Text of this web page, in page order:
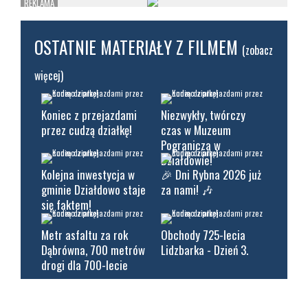
OSTATNIE MATERIAŁY Z FILMEM (zobacz
więcej)
Koniec z przejazdami
przez cudzą działkę!
Niezwykły, twórczy
czas w Muzeum
Pogranicza w
Działdowie!
Kolejna inwestycja w
gminie Działdowo staje
się faktem!
🎉 Dni Rybna 2026 już
za nami! 🎶
Metr asfaltu za rok
Dąbrówna, 700 metrów
drogi dla 700-lecie
Obchody 725-lecia
Lidzbarka - Dzień 3.